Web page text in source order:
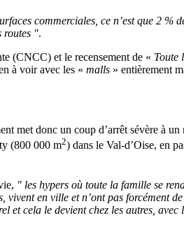
commerciales, ce n’est que 2 %
routes
​.
(CNCC) et le recensement de « Toute
à voir avec les « malls » entièrement
met donc un coup d’arrêt sévère à un
(800 000 m2) dans le Val-d’Oise, en
les hypers où toute la famille se
en ville et n’ont pas forcément
et cela le devient chez les autres, avec